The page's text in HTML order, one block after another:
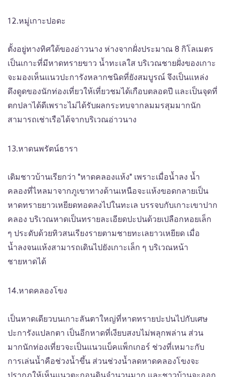
12.หมู่เกาะปอดะ
ตั้งอยู่ทางทิศใต้ของอ่าวนาง ห่างจากฝั่งประมาณ 8 กิโลเมตร
เป็นเกาะที่มีหาดทรายขาว น้ำทะเลใส บริเวณชายฝั่งของเกาะ
จะมองเห็นแนวปะการังหลากชนิดที่ยังสมบูรณ์ จึงเป็นแหล่ง
ดึงดูดของนักท่องเที่ยวให้เที่ยวชมได้เกือบตลอดปี และเป็นจุดที่
ตกปลาได้ดีเพราะไม่ได้รับผลกระทบจากลมมรสุมมากนัก
สามารถเช่าเรือได้จากบริเวณอ่าวนาง
13.หาดนพรัตน์ธารา
เดิมชาวบ้านเรียกว่า "หาดคลองแห้ง" เพราะเมื่อน้ำลง น้ำ
คลองที่ไหลมาจากภูเขาทางด้านเหนือจะแห้งขอดกลายเป็น
หาดทรายยาวเหยียดทอดลงไปในทะเล บรรจบกับเกาะเขาปาก
คลอง บริเวณหาดเป็นทรายละเอียดปะปนด้วยเปลือกหอยเล็ก
ๆ ประดับด้วยทิวสนเรียงรายตามชายทะเลยาวเหยียด เมื่อ
น้ำลงจนแห้งสามารถเดินไปยังเกาะเล็ก ๆ บริเวณหน้า
ชายหาดได้
14.หาดคลองโขง
เป็นหาดเดียวบนเกาะลันตาใหญ่ที่หาดทรายปะปนไปกับเศษ
ปะการังแปลกตา เป็นอีกหาดที่เงียบสงบไม่พลุกพล่าน ส่วน
มากนักท่องเที่ยวจะเป็นแนวแบ็คแพ็กเกอร์ ช่วงที่เหมาะกับ
การเล่นน้ำคือช่วงน้ำขึ้น ส่วนช่วงน้ำลดหาดคลองโขงจะ